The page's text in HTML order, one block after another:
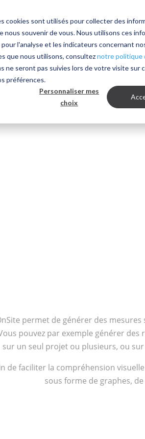
cookies sont utilisés pour collecter des
souvenir de vous. Nous utilisons ces
l'analyse et les indicateurs concernant
que nous utilisons, consulteznotre politique
ne seront pas suivies lors de votre visite sur
préférences.
Personnaliser mes
choix
Solutions Services
permet de générer des
pouvez par exemple générer
sur un seul projet ou plusieurs, ou
de faciliter la compréhension
sous forme de graphes,